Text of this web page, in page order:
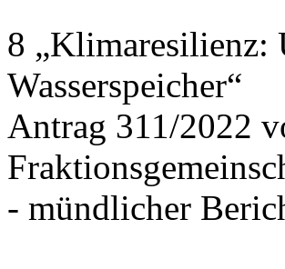
8 „Klimaresilienz:
Wasserspeicher“
Antrag 311/2022
- mündlicher